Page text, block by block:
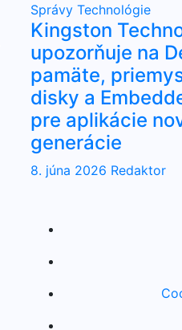
Správy Technológie
Kingston
upozorňuje na
pamäte,
disky a
pre aplikácie
generácie
8. júna 2026 Redaktor